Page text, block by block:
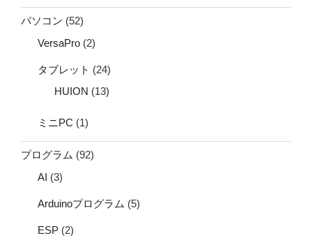
パソコン (52)
VersaPro (2)
タブレット (24)
HUION (13)
ミニPC (1)
プログラム (92)
AI (3)
Arduinoプログラム (5)
ESP (2)